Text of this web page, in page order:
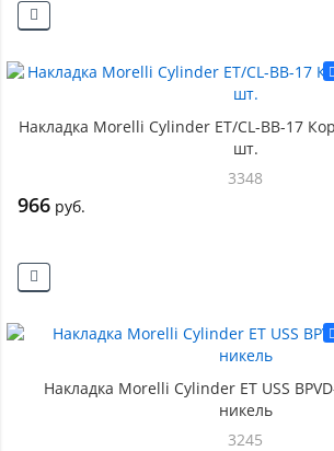
Накладка Morelli Cylinder ET/CL-BB-17
шт.
3348
966 руб.
Накладка Morelli Cylinder ET USS
никель
3245